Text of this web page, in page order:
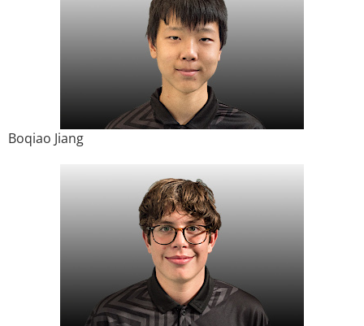
Boqiao Jiang